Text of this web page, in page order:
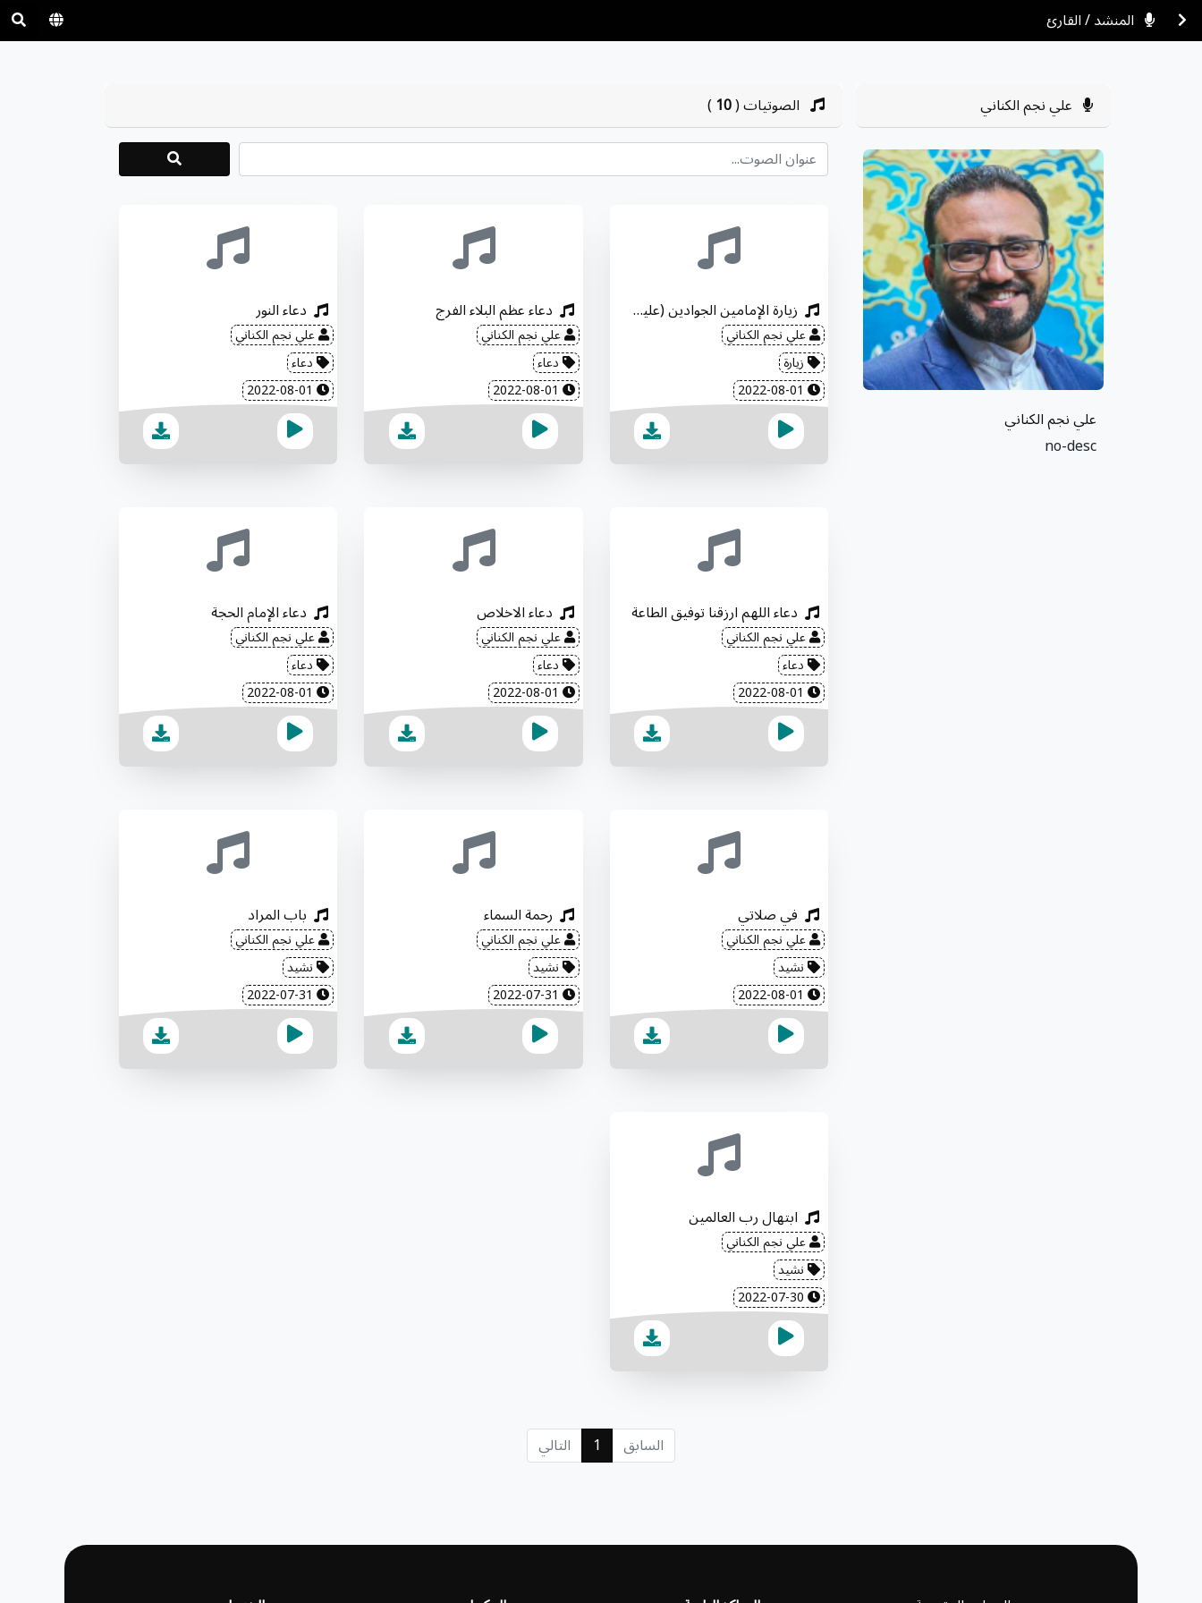
المنشد / القارئ
علي نجم الكناني
علي نجم الكناني
no-desc
الصوتيات(
10
)
زيارة الإمامين الجوادين (عليهما السلام)
علي نجم الكناني
زيارة
دعاء عظم البلاء الفرج
علي نجم الكناني
دعاء
دعاء النور
علي نجم الكناني
دعاء
2022-08-01
دعاء اللهم ارزقنا توفيق الطاعة
علي نجم الكناني
دعاء
دعاء الاخلاص
علي نجم الكناني
دعاء
دعاء الإمام الحجة
علي نجم الكناني
دعاء
2022-08-01
في صلاتي
علي نجم الكناني
نشيد
رحمة السماء
علي نجم الكناني
نشيد
باب المراد
علي نجم الكناني
نشيد
2022-07-31
ابتهال رب العالمين
علي نجم الكناني
نشيد
السابق 1 التالي